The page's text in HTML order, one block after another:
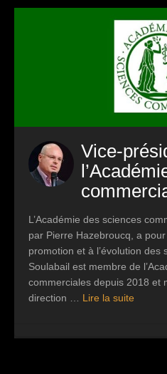
Vice-
L’Académie des sciences
par Pierre Hazebroucq, a
promotion et à l’évolution des
Soulabail est membre de
commerciales depuis 2018 et
direction … Lire la suite